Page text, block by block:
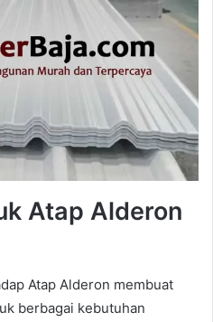
Atap Alderon
Atap Alderon membuat
berbagai kebutuhan